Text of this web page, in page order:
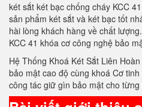
két sắt két bạc chống cháy KCC
sản phẩm két sắt và két bạc tốt
hài lòng khách hàng về chất
KCC 41 khóa cơ công nghệ bảo
Hệ Thống Khoá Két Sắt Liên
bảo mật cao độ cùng khoá Cơ
công tác giữ gìn bảo mật cho